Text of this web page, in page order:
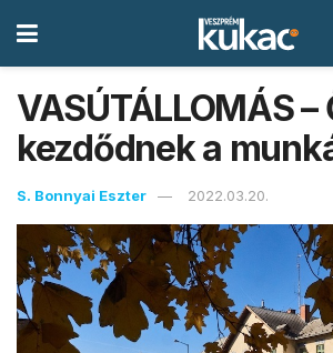
VASÚTÁLLOMÁS –
kezdődnek a
S. Bonnyai Eszter 2022.03.20.